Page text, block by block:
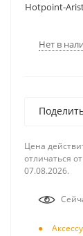
Hotpoint-
Нет в
Цена
отличаться
07.08.2026.